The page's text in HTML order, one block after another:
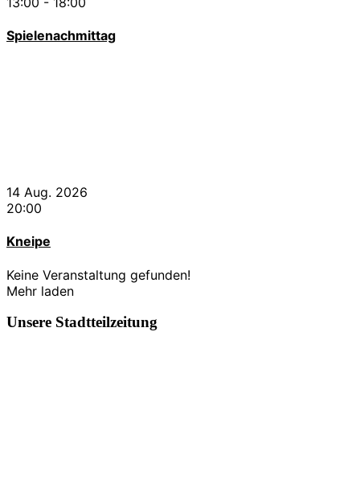
Spielenachmittag
14 Aug. 2026
20:00
Kneipe
Keine Veranstaltung gefunden!
Mehr laden
Unsere Stadtteilzeitung